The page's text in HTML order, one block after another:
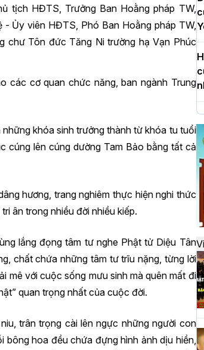
tịch HĐTS, Trưởng Ban Hoằng pháp TW,
- Ủy viên HĐTS, Phó Ban Hoằng pháp TW,
chư Tôn đức Tăng Ni trường hạ Vạn Phúc
các cơ quan chức năng, ban ngành Trung
khóa sinh trưởng thành từ khóa tu tuổi
cúng lên cúng dường Tam Bảo bằng tất cả
hương, trang nghiêm thực hiện nghi thức
ân trong nhiều đời nhiều kiếp.
lắng đọng tâm tư nghe Phật tử Diệu Tân
chất chứa những tâm tư trĩu nặng, từng lời
mê với cuộc sống mưu sinh mà quên mất đi
quan trọng nhất của cuộc đời.
trân trọng cài lên ngực những người con
bông hoa đều chứa đựng hình ảnh dịu hiền,